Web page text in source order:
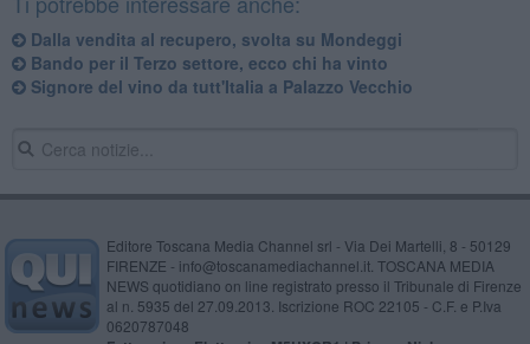
Dalla vendita al recupero, svolta su Mondeggi
Bando per il Terzo settore, ecco chi ha vinto
Signore del vino da tutt'Italia a Palazzo Vecchio
Editore Toscana Media Channel srl - Via Dei Martelli, 8 - 50129
FIRENZE - info@toscanamediachannel.it. TOSCANA MEDIA
NEWS quotidiano on line registrato presso il Tribunale di Firenze
al n. 5935 del 27.09.2013. Iscrizione ROC 22105 - C.F. e P.Iva
0620787048